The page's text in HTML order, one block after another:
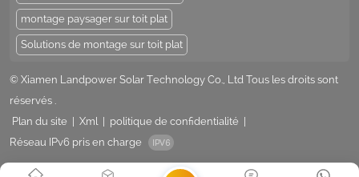
montage paysager sur toit plat
Solutions de montage sur toit plat
© Xiamen Landpower Solar Technology Co., Ltd Tous les droits sont
réservés .
Plan du site
Xml politique de confidentialité
Réseau IPv6 pris en charge